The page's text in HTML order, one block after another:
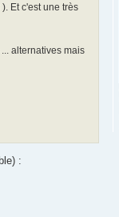
Et c'est une très
alternatives mais
: